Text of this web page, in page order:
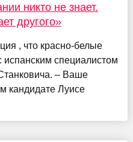
никто не знает.
другого»
, что красно-белые
испанским специалистом
– Ваше
кандидате Луисе